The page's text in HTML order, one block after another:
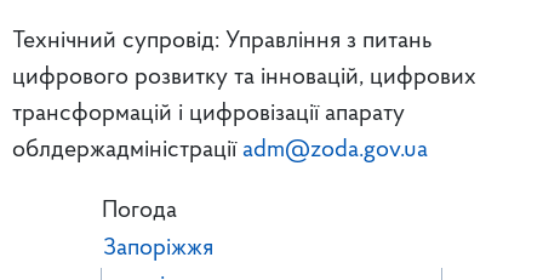
Технічний супровід: Управління з питань
цифрового розвитку та інновацій, цифрових
трансформацій і цифровізації апарату
облдержадміністрації adm@zoda.gov.ua
Погода
Запоріжжя